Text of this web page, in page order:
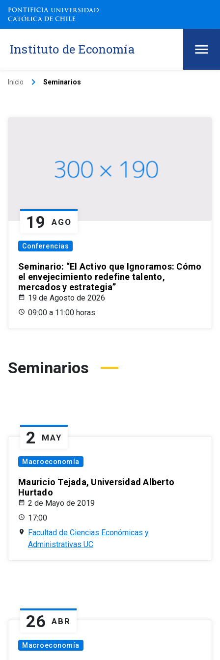
Instituto de Economía
Inicio keyboard_arrow_right Seminarios
19 AGO
Conferencias
Seminario: “El Activo que Ignoramos: Cómo
el envejecimiento redefine talento,
mercados y estrategia”
19 de Agosto de 2026
09:00 a 11:00 horas
Seminarios
2 MAY
Macroeconomía
Mauricio Tejada, Universidad Alberto
Hurtado
2 de Mayo de 2019
17:00
Facultad de Ciencias Económicas y
Administrativas UC
26 ABR
Macroeconomía